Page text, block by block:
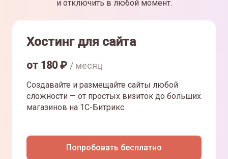
и отключить в любой момент.
Хостинг для сайта
от 180₽ / месяц
Создавайте и размещайте сайты любой
сложности — от простых визиток до больших
магазинов на 1С-Битрикс
Попробовать бесплатно